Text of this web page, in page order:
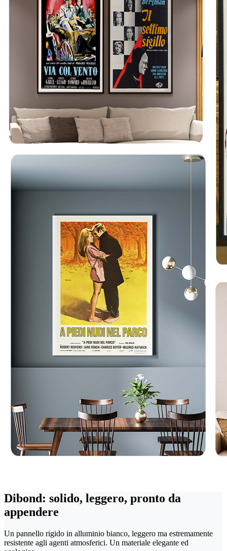
Dibond: solido, leggero, pronto da
appendere
Un pannello rigido in alluminio bianco, leggero ma estremamente
resistente agli agenti atmosferici. Un materiale elegante ed